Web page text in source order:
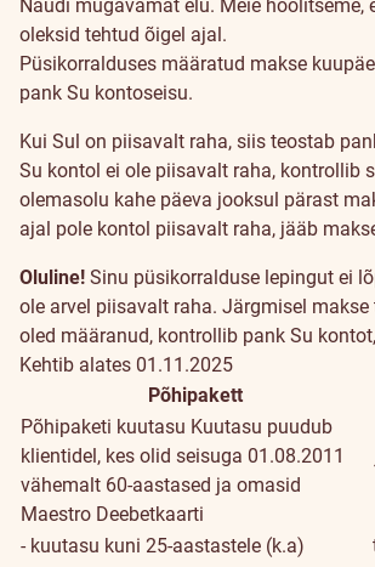
Naudi mugavamat elu. Meie hoolitseme,
oleksid tehtud õigel ajal.
Püsikorralduses määratud makse
pank Su kontoseisu.
Kui Sul on piisavalt raha, siis teostab
Su kontol ei ole piisavalt raha, kontrollib
olemasolu kahe päeva jooksul pärast
ajal pole kontol piisavalt raha, jääb
Oluline! Sinu püsikorralduse lepingut ei
ole arvel piisavalt raha. Järgmisel
oled määranud, kontrollib pank Su
Kehtib alates 01.11.2025
Põhipakett
Põhipaketi kuutasu Kuutasu puudub
klientidel, kes olid seisuga 01.08.2011
vähemalt 60-aastased ja omasid
Maestro Deebetkaarti
- kuutasu kuni 25-aastastele (k.a)